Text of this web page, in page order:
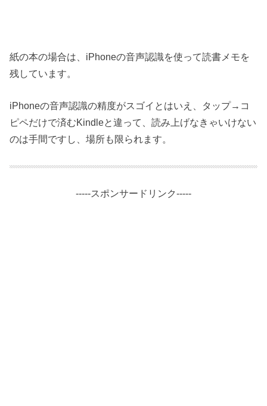
紙の本の場合は、iPhoneの音声認識を使って読書メモを
残しています。
iPhoneの音声認識の精度がスゴイとはいえ、タップ→コ
ピペだけで済むKindleと違って、読み上げなきゃいけない
のは手間ですし、場所も限られます。
-----スポンサードリンク-----